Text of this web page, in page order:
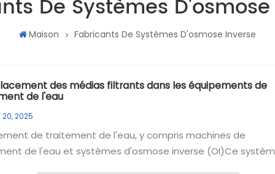
De Systèmes
Maison Fabricants De Systèmes D'osmose Inverse
des médias filtrants dans les équipements de
de l'eau
20, 2025
de traitement de l'eau, y compris machines de
de l'eau et systèmes d'osmose inverse (OI)Ce